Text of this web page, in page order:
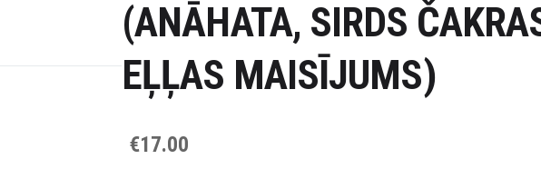
(ANĀHATA, SIRDS
EĻĻAS MAISĪJUMS)
€17.00